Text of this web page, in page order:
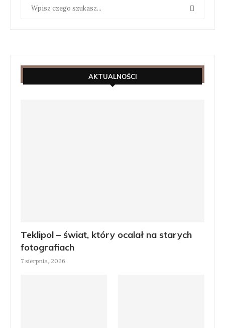
AKTUALNOŚCI
Teklipol – świat, który ocalał na starych
fotografiach
7 sierpnia, 2026